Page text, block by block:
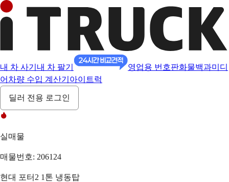
내 차 사기 내 차 팔기 영업용 번호판화물백과미디
어 차량 수입 계산기 아이트럭
딜러 전용 로그인
실매물
매물번호: 206124
현대 포터2 1톤 냉동탑